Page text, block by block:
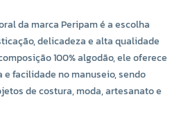
da marca Peripam é a escolha
delicadeza e alta qualidade
100% algodão, ele oferece
facilidade no manuseio, sendo
de costura, moda, artesanato e